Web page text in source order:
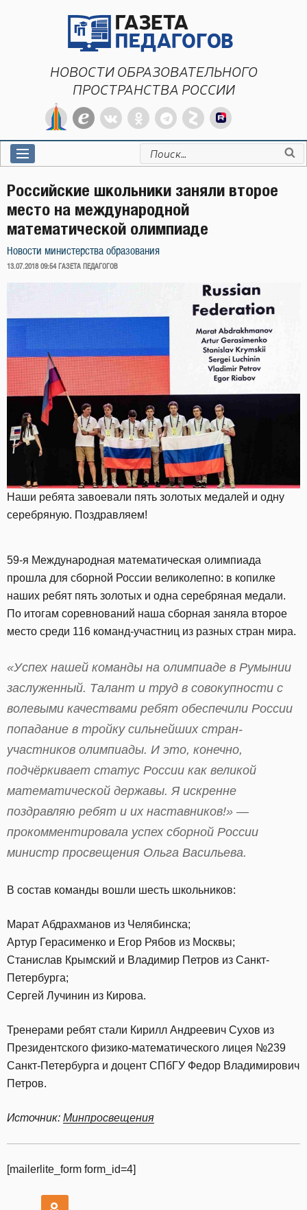
НОВОСТИ ОБРАЗОВАТЕЛЬНОГО
ПРОСТРАНСТВА РОССИИ
Искать:
Российские школьники заняли второе
место на международной
математической олимпиаде
Новости министерства образования
ОПУБЛИКОВАНО
13.07.2018 09:54 ГАЗЕТА ПЕДАГОГОВ
Наши ребята завоевали пять золотых медалей и одну
серебряную. Поздравляем!
59-я Международная математическая олимпиада
прошла для сборной России великолепно: в копилке
наших ребят пять золотых и одна серебряная медали.
По итогам соревнований наша сборная заняла второе
место среди 116 команд-участниц из разных стран мира.
«Успех нашей команды на олимпиаде в Румынии
заслуженный. Талант и труд в совокупности с
волевыми качествами ребят обеспечили России
попадание в тройку сильнейших стран-
участников олимпиады. И это, конечно,
подчёркивает статус России как великой
математической державы. Я искренне
поздравляю ребят и их наставников!» —
прокомментировала успех сборной России
министр просвещения Ольга Васильева.
В состав команды вошли шесть школьников:
Марат Абдрахманов из Челябинска;
Артур Герасименко и Егор Рябов из Москвы;
Станислав Крымский и Владимир Петров из Санкт-
Петербурга;
Сергей Лучинин из Кирова.
Тренерами ребят стали Кирилл Андреевич Сухов из
Президентского физико-математического лицея №239
Санкт-Петербурга и доцент СПбГУ Федор Владимирович
Петров.
Источник: Минпросвещения
[mailerlite_form form_id=4]